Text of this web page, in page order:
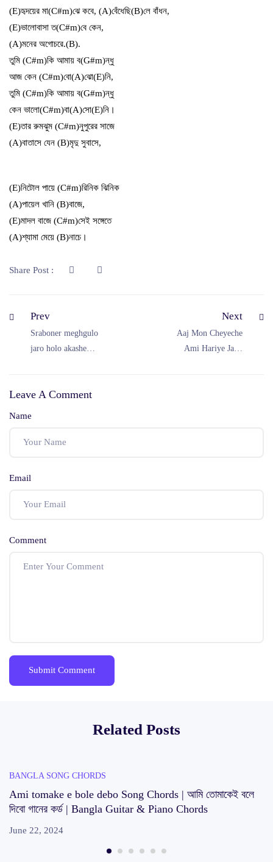
(E)হৃদয়ের মা(C#m)ঝে কবে, (A)বেঁধেছি(B)লে বাঁধন,
(E)ভালোবাসা ত(C#m)বে কেন,
(A)মনের অগোচরে.(B).
তুমি (C#m)কি আমায় ব(G#m)ন্ধু
আজ কেন (C#m)বো(A)ঝো(E)নি,
তুমি (C#m)কি আমায় ব(G#m)ন্ধু
কেন ভালো(C#m)বা(A)সো(E)নি।
(E)তার রুমঝুম (C#m)নুপুরের সাজে
(A)বাতাসে যেন (B)মৃদু সুবাসে,
(E)নিটোল পায়ে (C#m)রিনিক ঝিনিক
(A)পায়েল খানি (B)বাজে,
(E)মাদল বাজে (C#m)সেই সঙ্গেতে
(A)শ্যামা মেয়ে (B)নাচে।
Share Post :
Prev
Sraboner meghgulo
jaro holo akashe
আকাশে গানের কর্ড |
Next
Aaj Mon Cheyeche
Ami Hariye Jabo
Leave A Comment
Name
Email
Comment
Related Posts
BANGLA SONG CHORDS
Ami tomake e bole debo Song Chords | আমি তোমাকেই বলে
দিবো গানের কর্ড | Bangla Guitar & Piano Chords
June 22, 2024